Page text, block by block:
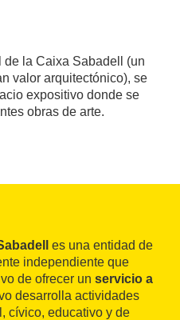
de la Caixa Sabadell (un
valor arquitectónico), se
expositivo donde se
obras de arte.
es una entidad de
independiente que
de ofrecer un servicio a
desarrolla actividades
cívico, educativo y de